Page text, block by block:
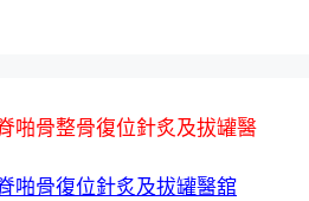
啪骨整骨復位針炙及拔罐醫
啪骨復位針炙及拔罐醫舘